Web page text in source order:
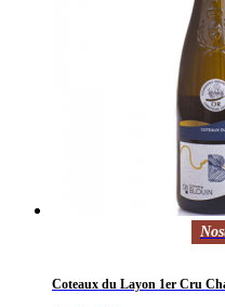
Coteaux du Layon 1er Cru